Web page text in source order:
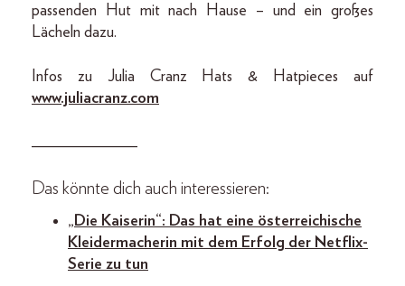
passenden Hut mit nach Hause – und ein großes
Lächeln dazu.
Infos zu Julia Cranz Hats & Hatpieces auf
www.juliacranz.com
_____________
Das könnte dich auch interessieren:
„Die Kaiserin“: Das hat eine österreichische
Kleidermacherin mit dem Erfolg der Netflix-
Serie zu tun